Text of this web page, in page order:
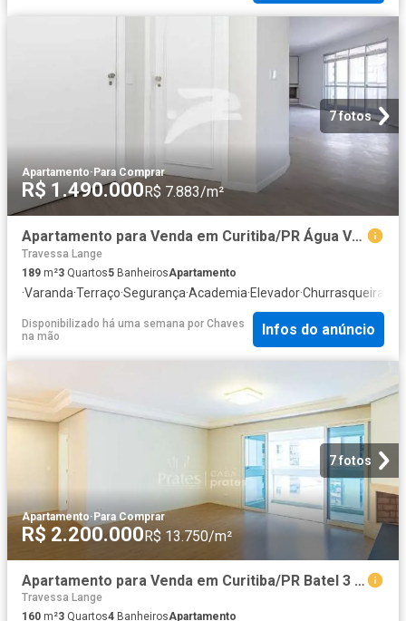
7 fotos
Apartamento· Para Comprar
R$ 1.490.000R$ 7.883/m²
Apartamento para Venda em Curitiba/PR Água Verde 3 Quartos
Travessa Lange
189 m²3 Quartos5 BanheirosApartamento
·Varanda·Terraço·Segurança·Academia·Elevador·Churrasqueira
Disponibilizado há uma semana por Chaves
na mão
Infos do anúncio
7 fotos
Apartamento·Para Comprar
R$ 2.200.000R$ 13.750/m²
Apartamento para Venda em Curitiba/PR Batel 3 Quartos
Travessa Lange
160 m²3 Quartos4 BanheirosApartamento